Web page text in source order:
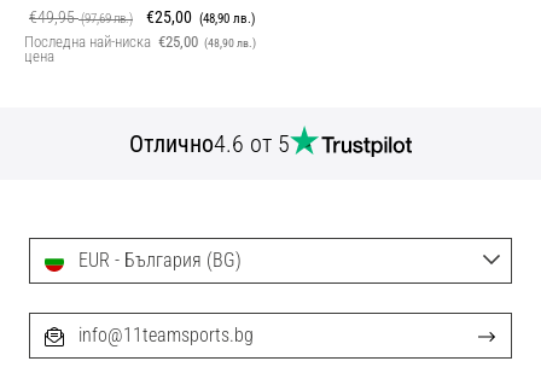
€49,95(97,69 лв.) €25,00 (48,90 лв.)
Последна най-ниска
цена
€25,00 (48,90 лв.)
Отлично4.6 от 5
EUR - България (BG)
info@11teamsports.bg